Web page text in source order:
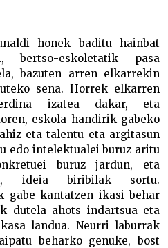
honek baditu hainbat
bertso-eskoletatik pasa
bazuten arren elkarrekin
sena. Horrek elkarren
izatea dakar, eta
eskola handirik gabeko
eta talentu eta argitasun
edo intelektualei buruz aritu
buruz jardun, eta
ideia biribilak sortu.
gabe kantatzen ikasi behar
dutela ahots indartsua eta
landua. Neurri laburrak
beharko genuke, bost